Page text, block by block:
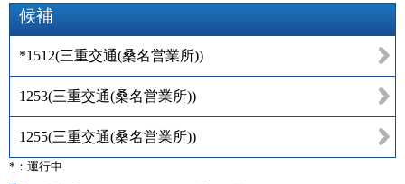
候補
*1512(三重交通(桑名営業所))
1253(三重交通(桑名営業所))
1255(三重交通(桑名営業所))
*：運行中